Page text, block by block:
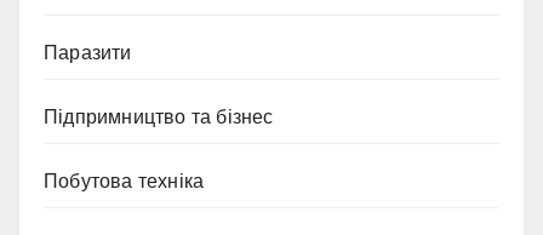
Паразити
Підпримництво та бізнес
Побутова техніка